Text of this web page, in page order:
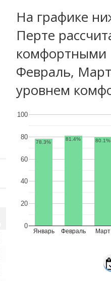
На графике
Перте
комфортными
Февраль,
уровнем
Январь Февраль Март
0
20
40
60
80
100
78.3%
81.4% 80.1%